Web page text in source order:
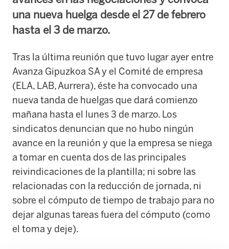
una nueva huelga desde el 27 de febrero
hasta el 3 de marzo.
Tras la última reunión que tuvo lugar ayer entre
Avanza Gipuzkoa SA y el Comité de empresa
(ELA, LAB, Aurrera), éste ha convocado una
nueva tanda de huelgas que dará comienzo
mañana hasta el lunes 3 de marzo. Los
sindicatos denuncian que no hubo ningún
avance en la reunión y que la empresa se niega
a tomar en cuenta dos de las principales
reivindicaciones de la plantilla; ni sobre las
relacionadas con la reducción de jornada, ni
sobre el cómputo de tiempo de trabajo para no
dejar algunas tareas fuera del cómputo (como
el toma y deje).